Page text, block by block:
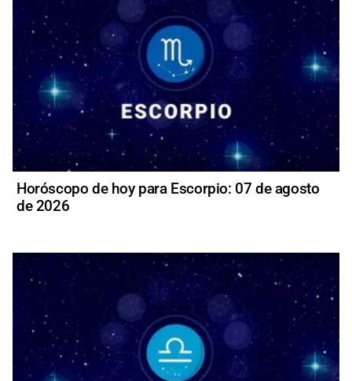
Horóscopo de hoy para Escorpio: 07 de agosto
de 2026